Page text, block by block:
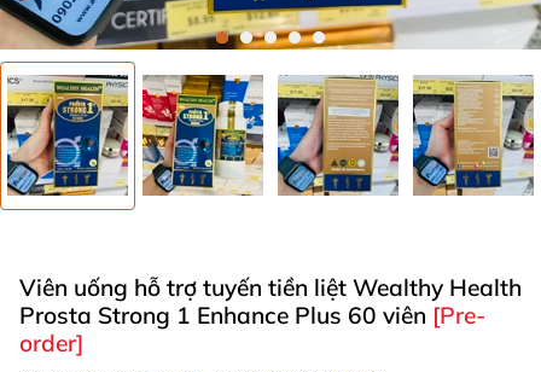
Viên uống hỗ trợ tuyến tiền liệt Wealthy Health
Prosta Strong 1 Enhance Plus 60 viên [Pre-
order]